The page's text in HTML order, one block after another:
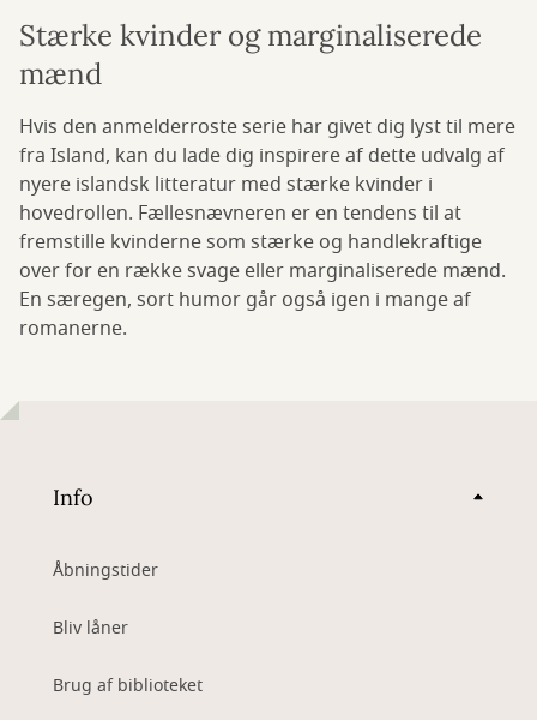
Stærke kvinder og marginaliserede
mænd
Hvis den anmelderroste serie har givet dig lyst til mere
fra Island, kan du lade dig inspirere af dette udvalg af
nyere islandsk litteratur med stærke kvinder i
hovedrollen. Fællesnævneren er en tendens til at
fremstille kvinderne som stærke og handlekraftige
over for en række svage eller marginaliserede mænd.
En særegen, sort humor går også igen i mange af
romanerne.
Info
Åbningstider
Bliv låner
Brug af biblioteket